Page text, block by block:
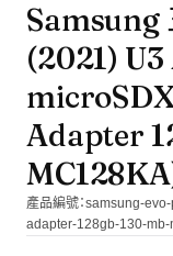
Samsung
(2021)
Adapter
產品編號：samsung-
adapter-128gb-130-mb-